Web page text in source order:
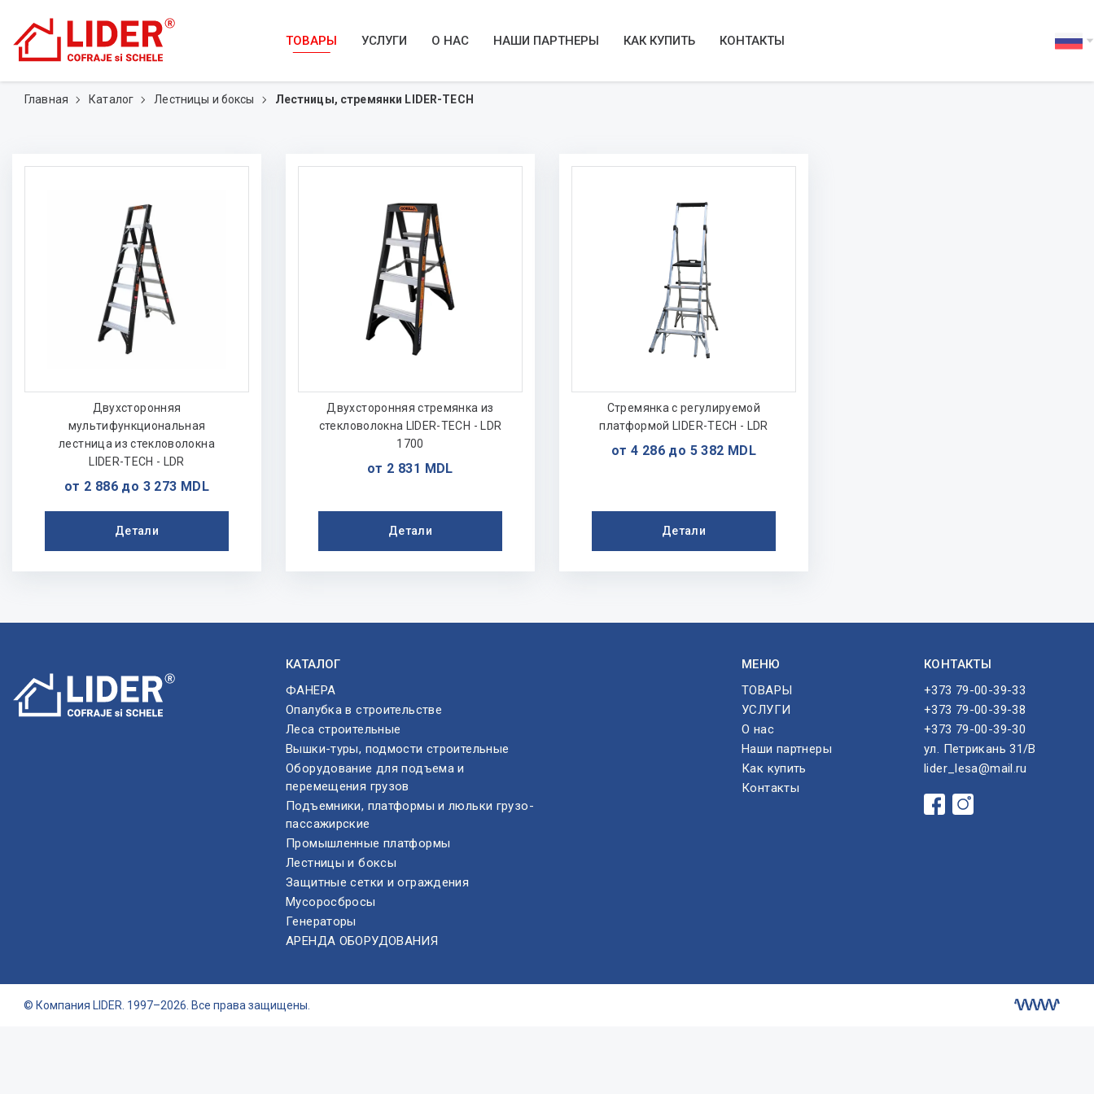
ТОВАРЫ УСЛУГИ О НАС НАШИ ПАРТНЕРЫ КАК КУПИТЬ КОНТАКТЫ
Главная Каталог Лестницы и боксы Лестницы, стремянки LIDER-TECH
Двухсторонняя
мультифункциональная
лестница из стекловолокна
LIDER-TECH - LDR
от 2 886 до 3 273 MDL
Детали
Двухсторонняя стремянка из
стекловолокна LIDER-TECH - LDR
1700
от 2 831 MDL
Детали
Стремянка с регулируемой
платформой LIDER-TECH - LDR
от 4 286 до 5 382 MDL
Детали
КАТАЛОГ
ФАНЕРА
Опалубка в строительстве
Леса строительные
Вышки-туры, подмости строительные
Оборудование для подъема и
перемещения грузов
Подъемники, платформы и люльки грузо-
пассажирские
Промышленные платформы
Лестницы и боксы
Защитные сетки и ограждения
Мусоросбросы
Генераторы
АРЕНДА ОБОРУДОВАНИЯ
МЕНЮ
ТОВАРЫ
УСЛУГИ
О нас
Наши партнеры
Как купить
Контакты
КОНТАКТЫ
+373 79-00-39-33
+373 79-00-39-38
+373 79-00-39-30
ул. Петрикань 31/B
lider_lesa@mail.ru
© Компания LIDER. 1997–2026. Все права защищены.